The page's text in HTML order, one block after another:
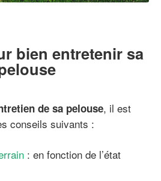
bien entretenir sa
de sa pelouse, il est
conseils suivants :
: en fonction de l’état